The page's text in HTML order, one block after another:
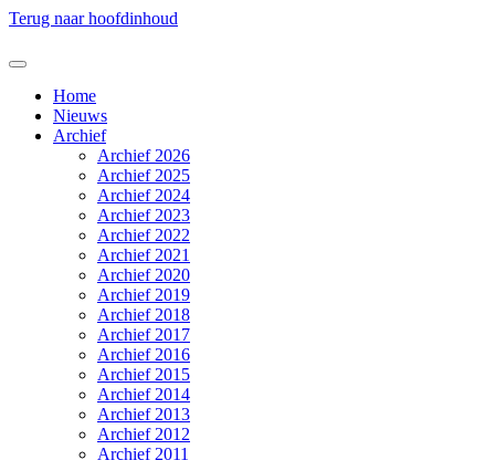
Terug naar hoofdinhoud
Home
Nieuws
Archief
Archief 2026
Archief 2025
Archief 2024
Archief 2023
Archief 2022
Archief 2021
Archief 2020
Archief 2019
Archief 2018
Archief 2017
Archief 2016
Archief 2015
Archief 2014
Archief 2013
Archief 2012
Archief 2011